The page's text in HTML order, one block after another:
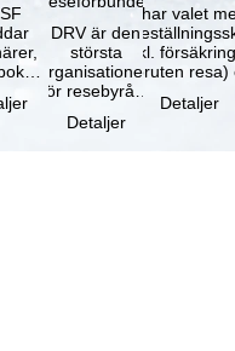
DRV är den
största
organisationen
för resebyråer
researrangörer
Detaljer
Du har valet
(inkl.
avbruten resa)
Detaljer